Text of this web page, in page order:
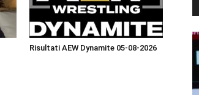
Risultati AEW Dynamite 05-08-2026